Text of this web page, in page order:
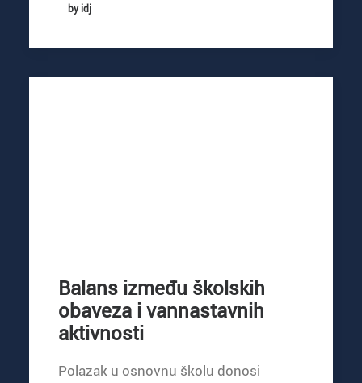
by idj
Balans između školskih
obaveza i vannastavnih
aktivnosti
Polazak u osnovnu školu donosi